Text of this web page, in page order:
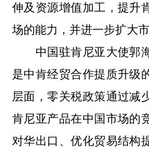
伸及资源增值加工，提升
场的能力，并进一步扩大市
中国驻肯尼亚大使郭
是中肯经贸合作提质升级
层面，零关税政策通过减
肯尼亚产品在中国市场的
对华出口、优化贸易结构